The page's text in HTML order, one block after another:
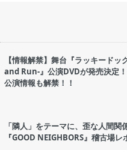
【情報解禁】舞台『ラッキード
and Run-』公演DVDが発売決定
公演情報も解禁！！
「隣人」をテーマに、歪な人間
『GOOD NEIGHBORS』稽古場レ